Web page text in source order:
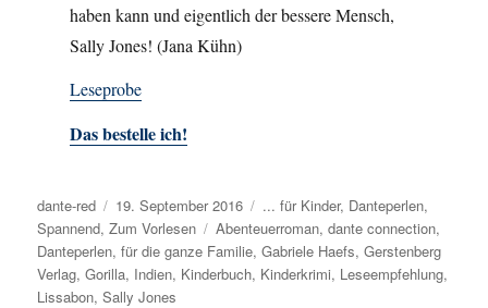
haben kann und eigentlich der bessere Mensch,
Sally Jones! (Jana Kühn)
Leseprobe
Das bestelle ich!
Autor
dante-red
Veröffentlicht
am
19. September 2016 Kategorien
... für Kinder, Danteperlen,
Spannend,Zum Vorlesen Schlagwörter
Abenteuerroman,dante connection,
Danteperlen,für die ganze Familie,Gabriele Haefs,Gerstenberg
Verlag,Gorilla, Indien, Kinderbuch, Kinderkrimi, Leseempfehlung,
Lissabon,Sally Jones